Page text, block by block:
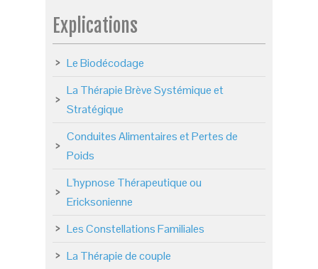
Explications
Le Biodécodage
La Thérapie Brève Systémique et
Stratégique
Conduites Alimentaires et Pertes de
Poids
L'hypnose Thérapeutique ou
Ericksonienne
Les Constellations Familiales
La Thérapie de couple